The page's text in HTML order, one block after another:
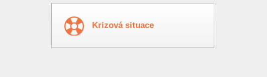
Krizová situace